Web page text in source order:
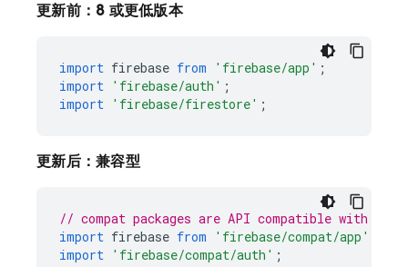
更新前：8 或更低版本
import firebase from 'firebase/app' ;
import 'firebase/auth' ;
import 'firebase/firestore' ;
更新后：兼容型
// compat packages are API compatible with
import firebase from 'firebase/compat/app'
import 'firebase/compat/auth' ;